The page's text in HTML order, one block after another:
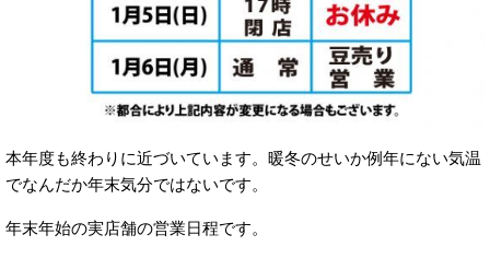
本年度も終わりに近づいています。暖冬のせいか例年にない気温
でなんだか年末気分ではないです。
年末年始の実店舗の営業日程です。